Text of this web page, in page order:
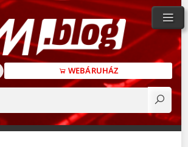
WEBÁRUHÁZ